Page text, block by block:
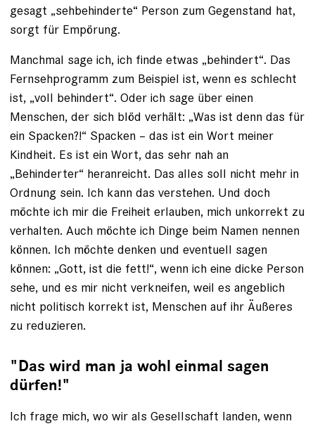
gesagt „sehbe­hinderte“ Person zum Gegenstand hat,
sorgt für Empörung.
Manchmal sage ich, ich finde etwas „behindert“. Das
Fernsehprogramm zum Beispiel ist, wenn es schlecht
ist, „voll behindert“. Oder ich sage über einen
Menschen, der sich blöd verhält: „Was ist denn das für
ein Spacken?!“ Spacken – das ist ein Wort meiner
Kindheit. Es ist ein Wort, das sehr nah an
„Behinderter“ heranreicht. Das alles soll nicht mehr in
Ordnung sein. Ich kann das verstehen. Und doch
möchte ich mir die Freiheit erlauben, mich unkorrekt zu
verhalten. Auch möchte ich Dinge beim ­Namen nennen
können. Ich möchte denken und eventuell sagen
können: „Gott, ist die fett!“, wenn ich eine dicke Person
sehe, und es mir nicht verkneifen, weil es angeblich
nicht politisch korrekt ist, Menschen auf ihr Äußeres
zu reduzieren.
"Das wird man ja wohl einmal sagen
dürfen!"
Ich frage mich, wo wir als Gesellschaft landen, wenn